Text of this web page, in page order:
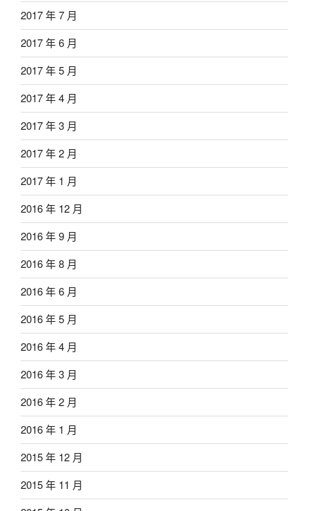
2017 年 7 月
2017 年 6 月
2017 年 5 月
2017 年 4 月
2017 年 3 月
2017 年 2 月
2017 年 1 月
2016 年 12 月
2016 年 9 月
2016 年 8 月
2016 年 6 月
2016 年 5 月
2016 年 4 月
2016 年 3 月
2016 年 2 月
2016 年 1 月
2015 年 12 月
2015 年 11 月